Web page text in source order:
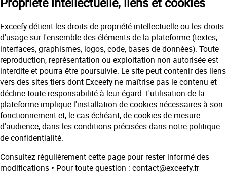
Exceefy détient les droits de propriété intellectuelle ou les droits
d'usage sur l'ensemble des éléments de la plateforme (textes,
interfaces, graphismes, logos, code, bases de données). Toute
reproduction, représentation ou exploitation non autorisée est
interdite et pourra être poursuivie. Le site peut contenir des liens
vers des sites tiers dont Exceefy ne maîtrise pas le contenu et
décline toute responsabilité à leur égard. L'utilisation de la
plateforme implique l'installation de cookies nécessaires à son
fonctionnement et, le cas échéant, de cookies de mesure
d'audience, dans les conditions précisées dans notre politique
de confidentialité.
Consultez régulièrement cette page pour rester informé des
modifications • Pour toute question : contact@exceefy.fr